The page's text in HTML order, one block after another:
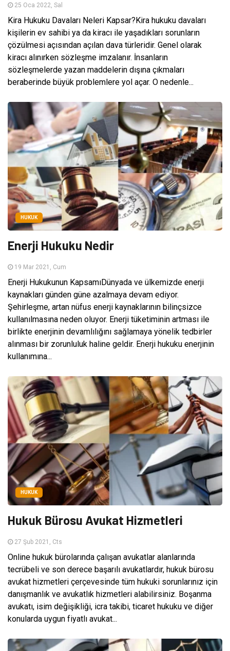
25 Oca 2022, Sal
Kira Hukuku Davaları Neleri Kapsar?Kira hukuku davaları
kişilerin ev sahibi ya da kiracı ile yaşadıkları sorunların
çözülmesi açısından açılan dava türleridir. Genel olarak
kiracı alınırken sözleşme imzalanır. İnsanların
sözleşmelerde yazan maddelerin dışına çıkmaları
beraberinde büyük problemlere yol açar. O nedenle...
HUKUK
Enerji Hukuku Nedir
19 Mar 2021, Cum
Enerji Hukukunun KapsamıDünyada ve ülkemizde enerji
kaynakları günden güne azalmaya devam ediyor.
Şehirleşme, artan nüfus enerji kaynaklarının bilinçsizce
kullanılmasına neden oluyor. Enerji tüketiminin artması ile
birlikte enerjinin devamlılığını sağlamaya yönelik tedbirler
alınması bir zorunluluk haline geldir. Enerji hukuku enerjinin
kullanımına...
HUKUK
Hukuk Bürosu Avukat Hizmetleri
27 Şub 2021, Cts
Online hukuk bürolarında çalışan avukatlar alanlarında
tecrübeli ve son derece başarılı avukatlardır, hukuk bürosu
avukat hizmetleri çerçevesinde tüm hukuki sorunlarınız için
danışmanlık ve avukatlık hizmetleri alabilirsiniz. Boşanma
avukatı, isim değişikliği, icra takibi, ticaret hukuku ve diğer
konularda uygun fiyatlı avukat...